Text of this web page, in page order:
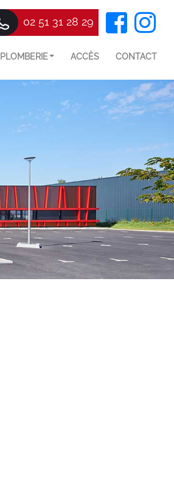
02 51 31 28 29
PLOMBERIE ACCÈS CONTACT